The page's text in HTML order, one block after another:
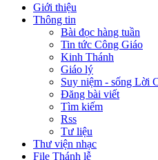
Giới thiệu
Thông tin
Bài đọc hàng tuần
Tin tức Công Giáo
Kinh Thánh
Giáo lý
Suy niệm - sống Lời
Đăng bài viết
Tìm kiếm
Rss
Tư liệu
Thư viện nhạc
File Thánh lễ